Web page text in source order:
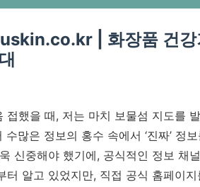
| 화장품 건
했을 때, 저는 마치 보물섬 지도를
많은 정보의 홍수 속에서 ‘진짜’ 정
신중해야 했기에, 공식적인 정보 채
터 알고 있었지만, 직접 공식 홈페이